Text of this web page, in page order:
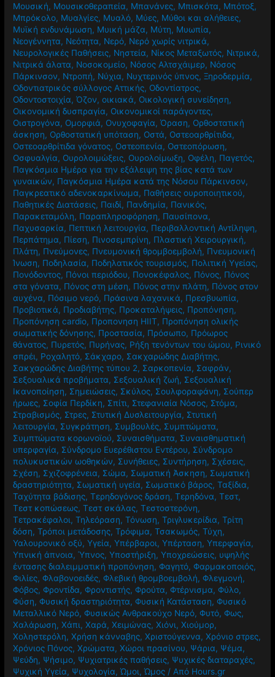
Μουσική, Μουσικοθεραπεία, Μπανάνες, Μπισκότα, Μπότοξ,
Μπρόκολο, Μυαλγίες, Μυαλό, Μύες, Μύθοι και αλήθειες,
Μυϊκή ενδυνάμωση, Μυική μάζα, Μύτη, Μυωπία,
Νεογέννητα, Νεότητα, Νερό, Νερό χωρίς νιτρικά,
Νευρολογικές Παθήσεις, Νηστεία, Νίκος Μεταξωτός, Νιτρικά,
Νιτρικά άλατα, Νοσοκομείο, Νόσος Αλτσχάιμερ, Νόσος
Πάρκινσον, Ντροπή, Νύχια, Νυχτερινός ύπνος,Ξηροδερμία,
Οδοντιατρικός σύλλογος Αττικής, Οδοντίατρος,
Οδοντοστοιχία,Όζον,οικιακά, Οικολογική συνείδηση,
Οικονομική δυσπραγία, Οικονομικοί παράγοντες,
Οιστρογόνα, Ομορφιά, Ονυχοφαγία,Όραση, Ορθοστατική
άσκηση, Ορθοστατική υπόταση, Οστά, Οστεοαρθρίτιδα,
Οστεοαρθρίτιδα γόνατος, Οστεοπενία, Οστεοπόρωση,
Οσφυαλγία, Ουρολοιμώξεις, Ουρολοίμωξη, Οφέλη, Παγετός,
Παγκόσμια Ημέρα για την εξάλειψη της βίας κατά των
γυναικών, Παγκόσμια Ημέρα κατά της Νόσου Πάρκινσον,
Παγκρεατικό αδενοκαρκίνωμα, Παθήσεις ουροποιητικού,
Παθητικές Διατάσεις, Παιδί, Πανδημία, Πανικός,
Παρακεταμόλη, Παραπληροφόρηση, Παυσίπονα,
Παχυσαρκία, Πεπτική λειτουργία, Περιβαλλοντική Αντίληψη,
Περπάτημα, Πίεση, Πινοσεμπρίνη, Πλαστική Χειρουργική,
Πλάτη, Πνεύμονες, Πνευμονική θρομβοεμβολή, Πνευμονική
Ίνωση, Ποδηλασία, Ποδηλατικός τουρισμός, Πολιτική Υγείας,
Πονόδοντος, Πόνοι περιόδου, Πονοκέφαλος, Πόνος, Πόνος
στα γόνατα, Πόνος στη μέση, Πόνος στην πλάτη, Πόνος στον
αυχένα, Πόσιμο νερό, Πράσινα λαχανικά, Πρεσβυωπία,
Προβιοτικά, Προδιαβήτης, Προκαταλήψεις, Προπόνηση,
Προπόνηση cardio, Προπονηση HIIT, Προπόνηση ολικής
σωματικής δόνησης, Προστασία, Πρόσωπο, Πρόωρος
θάνατος, Πυρετός, Πυρήνας, Ρήξη τενόντων του ώμου, Ρινικό
σπρέι, Ροχαλητό, Σάκχαρο, Σακχαρώδης Διαβήτης,
Σακχαρώδης Διαβήτης τύπου 2, Σαρκοπενία, Σαφράν,
Σεξουαλικά προβήματα, Σεξουαλική ζωή, Σεξουαλική
Ικανοποίηση, Σημειώσεις, Σκύλος, Σουλφοραφάνη, Σούπερ
ήρωες, Σοφία Περδίκη, Σπίτι, Στεφανιαία Νόσος, Στόμα,
Στραβισμός, Στρες, Στυτική Δυσλειτουργία, Στυτική
λειτουργία, Συγκράτηση, Συμβουλές, Συμπτώματα,
Συμπτώματα κορωνοϊού, Συναισθήματα, Συναισθηματική
υπερφαγία, Σύνδρομο Ευερέθιστου Εντέρου, Σύνδρομο
πολυκυστικών ωοθηκών, Συνήθειες, Συντήρηση, Σχέσεις,
Σχέση, Σχιζοφρένεια, Σώμα, Σωματική Άσκηση, Σωματική
δραστηριότητα, Σωματική υγεία, Σωματικό βάρος,Ταξίδια,
Ταχύτητα βάδισης,Τερηδογόνος δράση,Τερηδόνα,Τεστ,
Τεστ κοπώσεως,Τεστ σκάλας,Τεστοστερόνη,
Τετρακέφαλοι,Τηλεόραση,Τόνωση,Τριγλυκερίδια,Τρίτη
δόση,Τρόποι μετάδοσης,Τρόφιμα,Τσακωμός,Τύχη,
Υαλουρονικό οξύ,Υγεία,Υπέρβαροι,Υπέρταση,Υπερφαγία,
Υπνική άπνοια,Ύπνος,Υποστήριξη,Υποχρεώσεις, υψηλής
έντασης διαλειμματική προπόνηση,Φαγητό,Φαρμακοποιός,
Φιλίες,Φλαβονοειδές,Φλεβική θρομβοεμβολή,Φλεγμονή,
Φόβος,Φροντίδα,Φροντιστής,Φρούτα,Φτέρνισμα,Φύλο,
Φύση,Φυσική δραστηριότητα,Φυσική Κατάσταση,Φυσικό
Μεταλλικό Νερό,Φυσικώς Ανθρακούχο Νερό,Φυτό,Φως,
Χαλάρωση,Χάπι,Χαρά,Χειμώνας,Χιόνι,Χιούμορ,
Χοληστερόλη,Χρήση κάνναβης,Χριστούγεννα,Χρόνιο στρες,
Χρόνιος Πόνος,Χρώματα,Χώροι πρασίνου, Ψάρια, Ψέμα,
Ψεύδη, Ψήσιμο, Ψυχιατρικές παθήσεις, Ψυχικές διαταραχές,
Ψυχική Υγεία, Ψυχολογία,Ώμοι,Ώμος / Από Hours.gr